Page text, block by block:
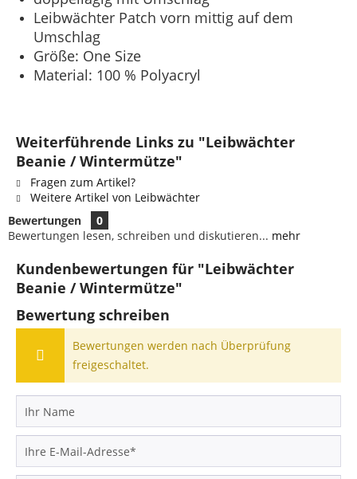
Leibwächter Patch vorn mittig auf dem
Umschlag
Größe: One Size
Material: 100 % Polyacryl
Weiterführende Links zu "Leibwächter
Beanie / Wintermütze"
Fragen zum Artikel?
Weitere Artikel von Leibwächter
Bewertungen
0
Bewertungen lesen, schreiben und diskutieren... mehr
Kundenbewertungen für "Leibwächter
Beanie / Wintermütze"
Bewertung schreiben
Bewertungen werden nach Überprüfung
freigeschaltet.